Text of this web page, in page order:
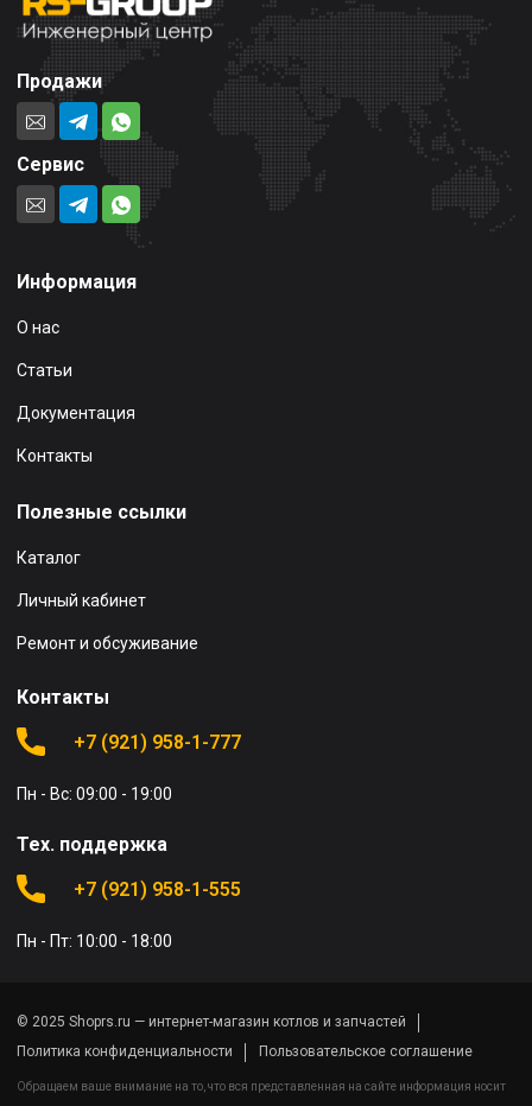
Продажи
Сервис
Информация
О нас
Статьи
Документация
Контакты
Полезные ссылки
Каталог
Личный кабинет
Ремонт и обсуживание
Контакты
+7 (921) 958-1-777
Пн - Вс: 09:00 - 19:00
Тех. поддержка
+7 (921) 958-1-555
Пн - Пт: 10:00 - 18:00
© 2025 Shoprs.ru — интернет-магазин котлов и запчастей
Политика конфиденциальности
Пользовательское соглашение
Обращаем ваше внимание на то, что вся представленная на сайте информация носит